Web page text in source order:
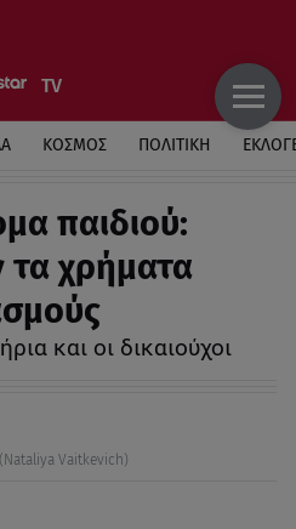
ΚΟΣΜΟΣ ΠΟΛΙΤΙΚΗ
παιδιού:
τα χρήματα
και οι δικαιούχοι
Vaitkevich)